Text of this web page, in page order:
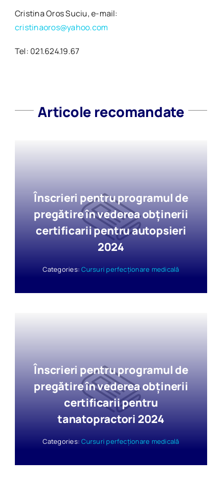
Cristina Oros Suciu, e-mail:
cristinaoros@yahoo.com
Tel: 021.624.19.67
Articole recomandate
Înscrieri pentru programul de
pregătire în vederea obținerii
certificarii pentru autopsieri
2024
Categories:Cursuri perfecționare medicală
Înscrieri pentru programul de
pregătire în vederea obținerii
certificarii pentru
tanatopractori 2024
Categories:Cursuri perfecționare medicală